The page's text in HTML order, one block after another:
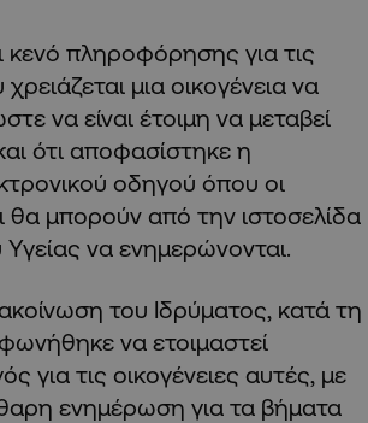
κενό πληροφόρησης για τις
μια οικογένεια να
να είναι έτοιμη να μεταβεί
ότι αποφασίστηκε η
οδηγού όπου οι
θα μπορούν από την ιστοσελίδα
να ενημερώνονται.
του Ιδρύματος, κατά τη
να ετοιμαστεί
για τις οικογένειες αυτές, με
ενημέρωση για τα βήματα